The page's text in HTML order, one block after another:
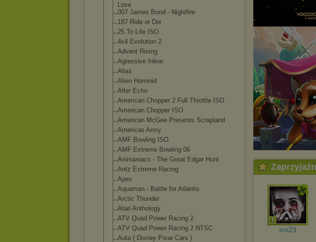
Love
007 James Bond - Nightfire
187 Ride or Die
25 To Life ISO
4x4 Evolution 2
Advent Rising
Agressive Inline
Alias
Alien Hominid
Alter Echo
American Chopper 2 Full Throttle ISO
American Chopper ISO
American McGee Presents Scrapland
Americas Army
AMF Bowling ISO
AMF Extreme Bowling 06
Animaniacs - The Great Edgar Hunt
Antz Extreme Racing
Apex
Aquaman - Battle for Atlantis
Arctic Thunder
Atari Anthology
ATV Quad Power Racing 2
ATV Quad Power Racing 2 NTSC
Auta ( Disney Pixar Cars )
ms23